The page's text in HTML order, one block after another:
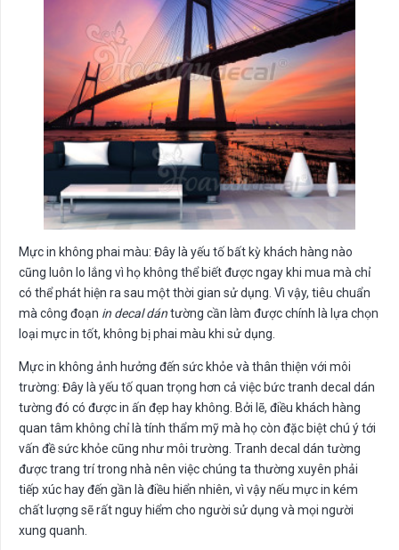
Mực in không phai màu: Đây là yếu tố bất kỳ khách hàng nào
cũng luôn lo lắng vì họ không thể biết được ngay khi mua mà chỉ
có thể phát hiện ra sau một thời gian sử dụng. Vì vậy, tiêu chuẩn
mà công đoạn in decal dántường cần làm được chính là lựa chọn
loại mực in tốt, không bị phai màu khi sử dụng.
Mực in không ảnh hưởng đến sức khỏe và thân thiện với môi
trường: Đây là yếu tố quan trọng hơn cả việc bức tranh decal dán
tường đó có được in ấn đẹp hay không. Bởi lẽ, điều khách hàng
quan tâm không chỉ là tính thẩm mỹ mà họ còn đặc biệt chú ý tới
vấn đề sức khỏe cũng như môi trường. Tranh decal dán tường
được trang trí trong nhà nên việc chúng ta thường xuyên phải
tiếp xúc hay đến gần là điều hiển nhiên, vì vậy nếu mực in kém
chất lượng sẽ rất nguy hiểm cho người sử dụng và mọi người
xung quanh.